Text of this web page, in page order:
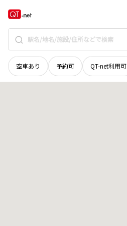
空車あり 予約可 QT-net利用可
岩手県